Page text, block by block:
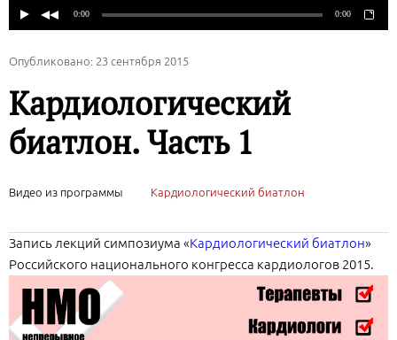
Опубликовано: 23 сентября 2015
Кардиологический
биатлон. Часть 1
Видео из программы Кардиологический биатлон
Запись лекций симпозиума «Кардиологический биатлон»
Российского национального конгресса кардиологов 2015.